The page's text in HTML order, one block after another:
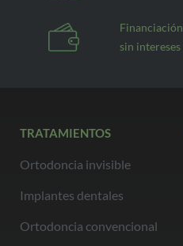
Financiación
sin intereses
TRATAMIENTOS
Ortodoncia invisible
Implantes dentales
Ortodoncia convencional